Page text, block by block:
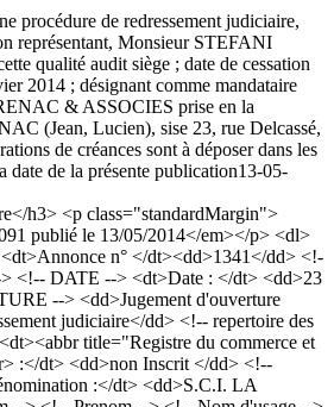
procédure de redressement judiciaire,
représentant, Monsieur STEFANI
qualité audit siège ; date de cessation
2014 ; désignant comme mandataire
& ASSOCIES prise en la
(Jean, Lucien), sise 23, rue Delcassé,
de créances sont à déposer dans les
date de la présente publication13-05-
h3> <p class="standardMargin">
publié le 13/05/2014</em></p> <dl>
n° </dt><dd>1341</dd> <!-
<!-- DATE --> <dt>Date : </dt> <dd>23
--> <dd>Jugement d'ouverture
judiciaire</dd> <!-- repertoire des
title="Registre du commerce et
:</dt> <dd>non Inscrit </dd> <!--
:</dt> <dd>S.C.I. LA